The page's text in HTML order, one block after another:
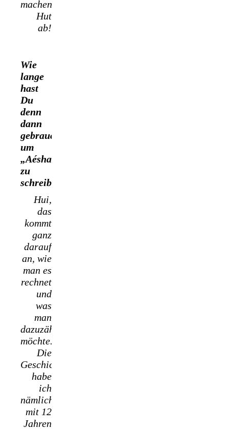
machen!
Hut
ab!
Wie
lange
hast
Du
denn
dann
gebraucht,
um
„Aésha“
zu
schreiben?
Hui,
das
kommt
ganz
darauf
an, wie
man es
rechnet
und
was
man
dazuzählen
möchte.
Die
Geschichte
habe
ich
nämlich
mit 12
Jahren